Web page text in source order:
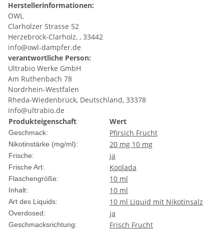
Herstellerinformationen:
OWL
Clarholzer Strasse 52
Herzebrock-Clarholz, , 33442
info@owl-dampfer.de
verantwortliche Person:
Ultrabio Werke GmbH
Am Ruthenbach 78
Nordrhein-Westfalen
Rheda-Wiedenbrück, Deutschland, 33378
info@ultrabio.de
Produkteigenschaft
Wert
Geschmack: Pfirsich Frucht
Nikotinstärke (mg/ml): 20 mg 10 mg
Frische: ja
Frische Art: Koolada
Flaschengröße: 10 ml
Inhalt: 10 ml
Art des Liquids: 10 ml Liquid mit Nikotinsalz
Overdosed: ja
Geschmacksrichtung: Frisch Frucht